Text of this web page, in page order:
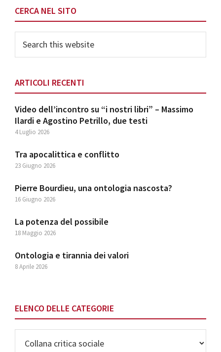
CERCA NEL SITO
this
website
ARTICOLI RECENTI
Video dell’incontro su “i nostri libri” – Massimo
Ilardi e Agostino Petrillo, due testi
4 Luglio 2026
Tra apocalittica e conflitto
23 Giugno 2026
Pierre Bourdieu, una ontologia nascosta?
16 Giugno 2026
La potenza del possibile
18 Maggio 2026
Ontologia e tirannia dei valori
8 Aprile 2026
ELENCO DELLE CATEGORIE
delle